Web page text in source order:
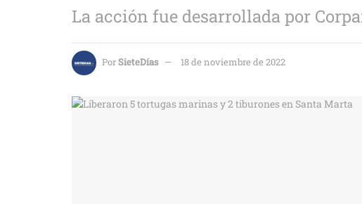
La acción fue desarrollada por
PorSieteDías 18 de noviembre de 2022